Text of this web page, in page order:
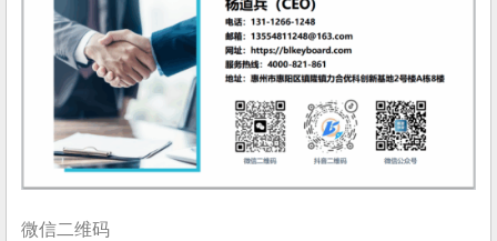
微信二维码